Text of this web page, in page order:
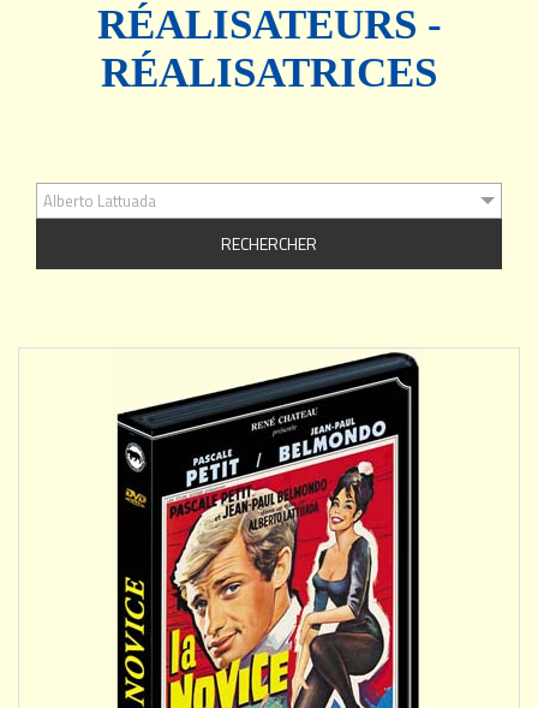
RÉALISATEURS -
RÉALISATRICES
Alberto Lattuada
AJOUTER